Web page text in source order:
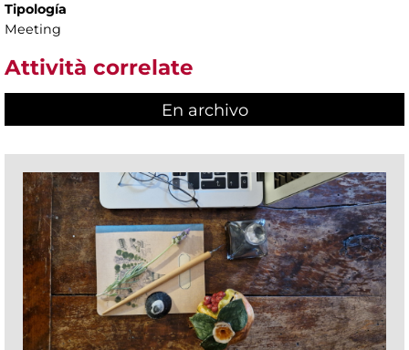
Tipología
Meeting
Attività correlate
En archivo